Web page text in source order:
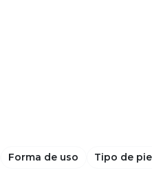
Forma de uso Tipo de